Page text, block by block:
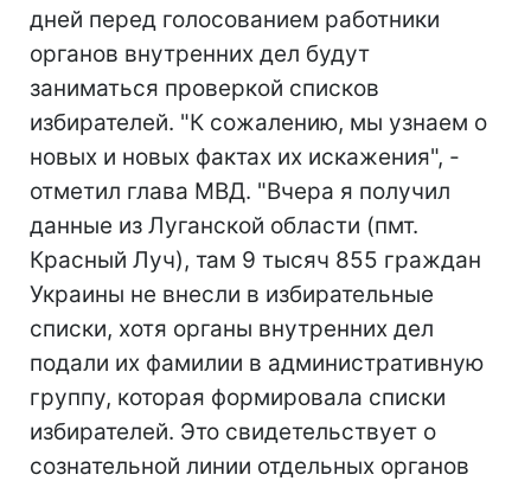
дней перед голосованием работники
органов внутренних дел будут
заниматься проверкой списков
избирателей. "К сожалению, мы узнаем о
новых и новых фактах их искажения", -
отметил глава МВД. "Вчера я получил
данные из Луганской области (пмт.
Красный Луч), там 9 тысяч 855 граждан
Украины не внесли в избирательные
списки, хотя органы внутренних дел
подали их фамилии в административную
группу, которая формировала списки
избирателей. Это свидетельствует о
сознательной линии отдельных органов